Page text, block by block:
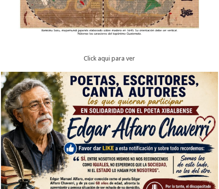
Click aqui para ver